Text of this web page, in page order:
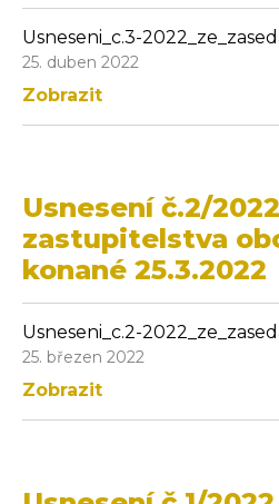
Usneseni_c.3-
25. duben 2022
Zobrazit
Usnesení č.2/
zastupitelstva
konané 25.3.2022
Usneseni_c.2-
25. březen 2022
Zobrazit